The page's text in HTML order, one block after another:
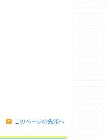
このページの先頭へ